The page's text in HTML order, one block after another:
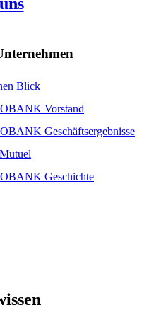
Blick
Vorstand
Geschäftsergebnisse
Geschichte